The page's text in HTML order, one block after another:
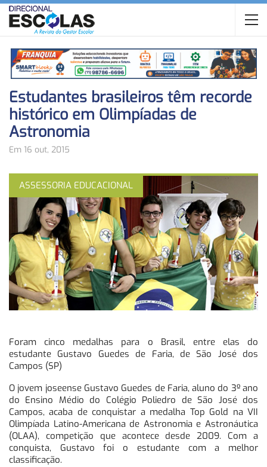
Estudantes brasileiros têm recorde
histórico em Olimpíadas de
Astronomia
Em 16 out, 2015
ASSESSORIA EDUCACIONAL
Foram cinco medalhas para o Brasil, entre elas do
estudante Gustavo Guedes de Faria, de São José dos
Campos (SP)
O jovem joseense Gustavo Guedes de Faria, aluno do 3º ano
do Ensino Médio do Colégio Poliedro de São José dos
Campos, acaba de conquistar a medalha Top Gold na VII
Olimpíada Latino-Americana de Astronomia e Astronáutica
(OLAA), competição que acontece desde 2009. Com a
conquista, Gustavo foi o estudante com a melhor
classificação.